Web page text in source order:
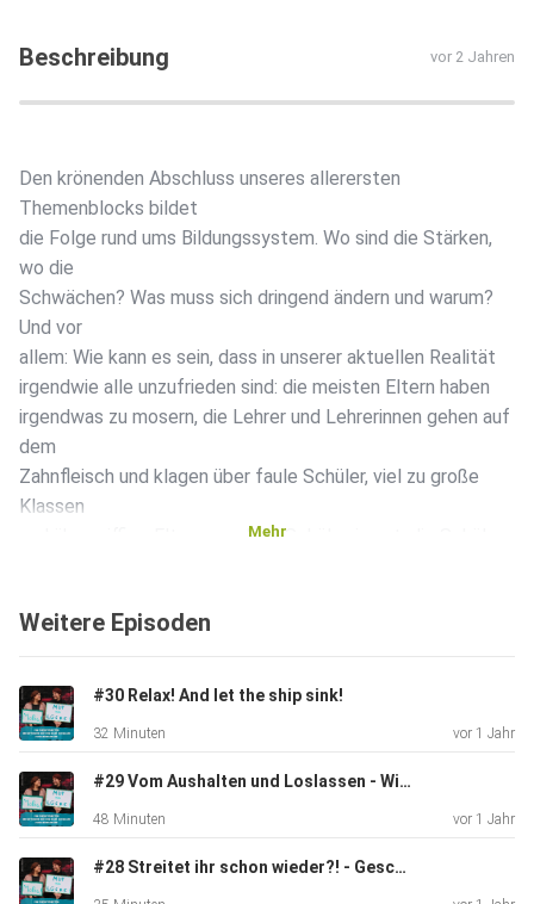
Beschreibung vor 2 Jahren
Den krönenden Abschluss unseres allerersten
Themenblocks bildet
die Folge rund ums Bildungssystem. Wo sind die Stärken,
wo die
Schwächen? Was muss sich dringend ändern und warum?
Und vor
allem: Wie kann es sein, dass in unserer aktuellen Realität
irgendwie alle unzufrieden sind: die meisten Eltern haben
irgendwas zu mosern, die Lehrer und Lehrerinnen gehen auf
dem
Zahnfleisch und klagen über faule Schüler, viel zu große
Klassen
und übergriffige Eltern - und die Schüler, ja gut, die Schüler
mit
Ideen
hat: der Bildungsaktivist Philipp Dehne engagiert sich unter
anderem für "Bildungswende jetzt!" und steht uns Rede
und
Antwort.
Die nächste große Aktionswoche ist für Anfang Juni
Mehr
Weitere Episoden
#30 Relax! And let the ship sink!
32 Minuten vor 1 Jahr
#29 Vom Aushalten und Loslassen - Wir besprechen die Pubertät mit Romy Winter
48 Minuten vor 1 Jahr
#28 Streitet ihr schon wieder?! - Geschwisterliebe und ihre Grenzen